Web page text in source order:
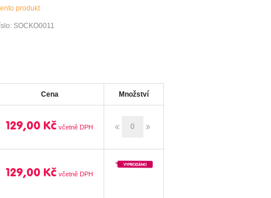
produkt
SOCKO0011
Cena Množství
129,00 Kč
129,00 Kč